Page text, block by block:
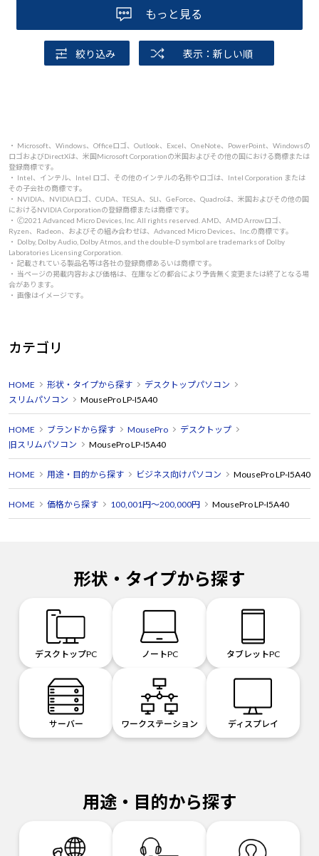
もっと見る
絞り込み 表示：新しい順
・ Microsoft、Windows、Officeロゴ、Outlook、Excel、OneNote、PowerPoint、Windowsの
ロゴおよびDirectXは、米国Microsoft Corporationの米国およびその他の国における商標または
登録商標です。
・ Intel、インテル、Intel ロゴ、その他のインテルの名称やロゴは、Intel Corporation または
その子会社の商標です。
・ NVIDIA、NVIDIAロゴ、CUDA、TESLA、SLI、GeForce、Quadroは、米国およびその他の国
におけるNVIDIA Corporationの登録商標または商標です。
・ 🄫2021 Advanced Micro Devices, Inc. All rights reserved. AMD、AMD Arrowロゴ、
Ryzen、Radeon、およびその組み合わせは、Advanced Micro Devices、Inc.の商標です。
・ Dolby, Dolby Audio, Dolby Atmos, and the double-D symbol are trademarks of Dolby
Laboratories Licensing Corporation.
・ 記載されている製品名等は各社の登録商標あるいは商標です。
・ 当ページの掲載内容および価格は、在庫などの都合により予告無く変更または終了となる場
合があります。
・ 画像はイメージです。
カテゴリ
HOME 形状・タイプから探す
デスクトップパソコン
スリムパソコン
MousePro LP-I5A40
HOME ブランドから探す MousePro
デスクトップ
旧スリムパソコン
MousePro LP-I5A40
HOME 用途・目的から探す ビジネス向けパソコン MousePro LP-I5A40
HOME 価格から探す 100,001円～200,000円 MousePro LP-I5A40
形状・タイプから探す
デスクトップPC ノートPC タブレットPC
サーバー ワークステーション ディスプレイ
用途・目的から探す